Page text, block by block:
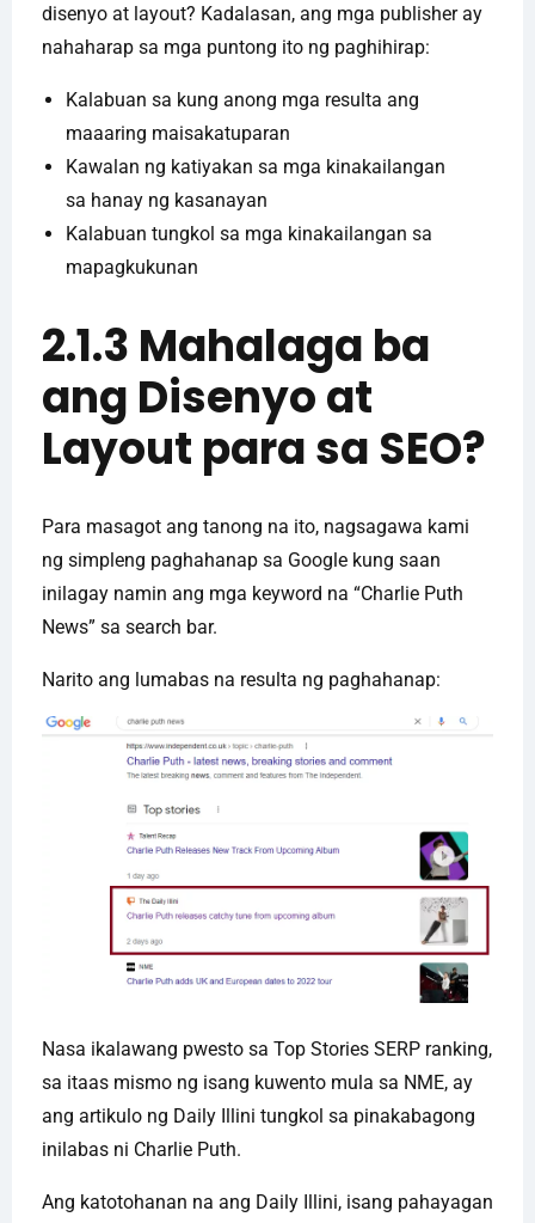
disenyo at layout? Kadalasan, ang mga publisher ay
nahaharap sa mga puntong ito ng paghihirap:
Kalabuan sa kung anong mga resulta ang
maaaring maisakatuparan
Kawalan ng katiyakan sa mga kinakailangan
sa hanay ng kasanayan
Kalabuan tungkol sa mga kinakailangan sa
mapagkukunan
2.1.3 Mahalaga ba
ang Disenyo at
Layout para sa SEO?
Para masagot ang tanong na ito, nagsagawa kami
ng simpleng paghahanap sa Google kung saan
inilagay namin ang mga keyword na “Charlie Puth
News” sa search bar.
Narito ang lumabas na resulta ng paghahanap:
Nasa ikalawang pwesto sa Top Stories SERP ranking,
sa itaas mismo ng isang kuwento mula sa NME, ay
ang artikulo ng Daily Illini tungkol sa pinakabagong
inilabas ni Charlie Puth.
Ang katotohanan na ang Daily Illini, isang pahayagan